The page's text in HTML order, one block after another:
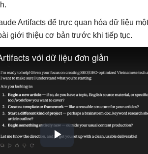
Artifacts để trực quan hóa dữ liệu
giới thiệu cơ bản trước khi tiếp tục.